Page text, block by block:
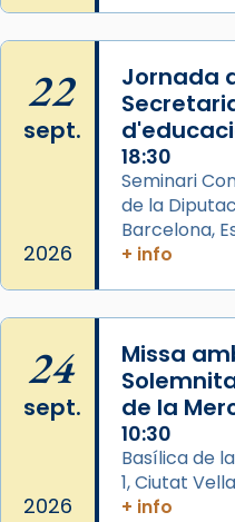
Memòria de les
Semproniana,
Acompanyant la
partir de l’Edat
que les santes
Semproniana
eterna”) són
frare Joan Gaspar
Foto
View on Facebook · Share
22
sept.
2026
Jornada
18:30
Seminari
de la
Barcelona,
+ info
24
sept.
2026
Missa
de la
10:30
Basílica de
1, Ciutat
+ info